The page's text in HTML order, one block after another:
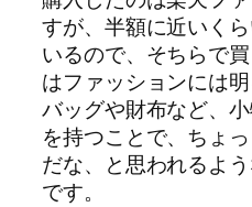
すが、半額に近いく
いるので、そちらで
はファッションには明
バッグや財布など、
を持つことで、ちょ
だな、と思われるよ
です。